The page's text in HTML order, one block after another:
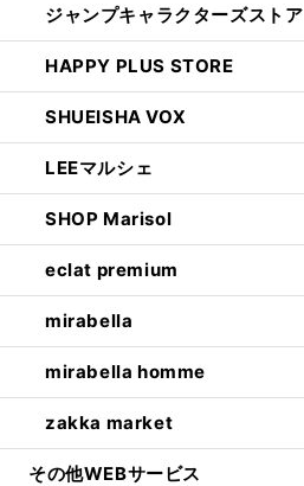
ジャンプキャラクターズストア
HAPPY PLUS STORE
SHUEISHA VOX
LEEマルシェ
SHOP Marisol
eclat premium
mirabella
mirabella homme
zakka market
その他WEBサービス